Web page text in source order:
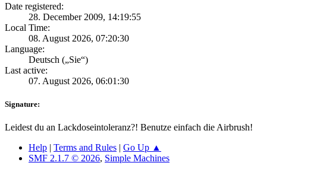
Date registered:
28. December 2009, 14:19:55
Local Time:
08. August 2026, 07:20:30
Language:
Deutsch („Sie“)
Last active:
07. August 2026, 06:01:30
Signature:
Leidest du an Lackdoseintoleranz?! Benutze einfach die Airbrush!
Help | Terms and Rules | Go Up ▲
SMF 2.1.7 © 2026, Simple Machines